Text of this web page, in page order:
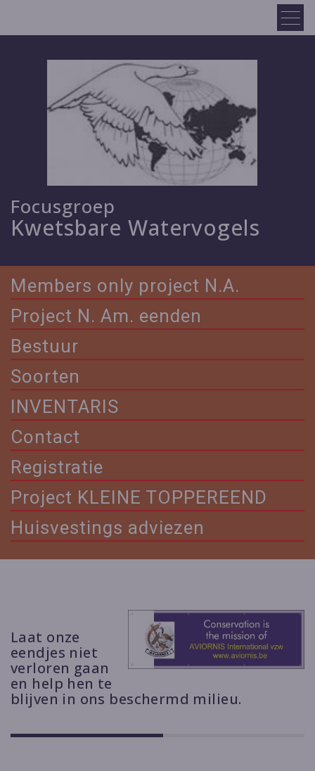
Focusgroep
Kwetsbare Watervogels
Members only project N.A.
Project N. Am. eenden
Bestuur
Soorten
INVENTARIS
Contact
Registratie
Project KLEINE TOPPEREEND
Huisvestings adviezen
Laat onze
eendjes niet
verloren gaan
en help hen te
blijven in ons beschermd milieu.